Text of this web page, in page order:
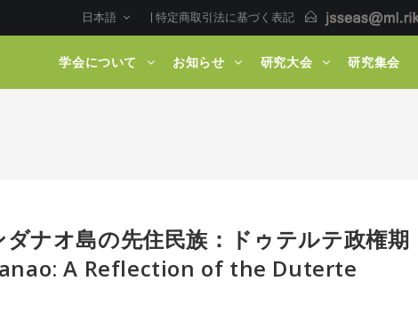
日本語 | 特定商取引法に基づく表記
学会について お知らせ 研究大会 研究集会
ナオ島の先住民族：ドゥテルテ政権期
A Reflection of the Duterte